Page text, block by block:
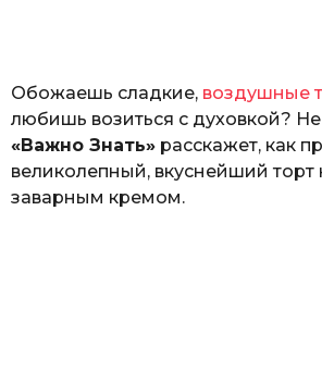
Обожаешь сладкие, воздушные
любишь возиться с духовкой?
«Важно Знать» расскажет, как
великолепный, вкуснейший торт
заварным кремом.